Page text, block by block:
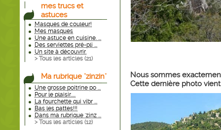
mes trucs et
astuces
Masques de couleur!
Mes masques
Une astuce en cuisine. ...
Des serviettes pré-pli ...
Un site à découvrir.
> Tous les articles (21)
Ma rubrique "zinzin"
Une grosse poitrine po ...
Pour le plaisir.....
La fourchette qui vibr ...
Bas les pattes!!!
Dans ma rubrique 'zinz ...
> Tous les articles (12)
Nous sommes
Cette dernière photo